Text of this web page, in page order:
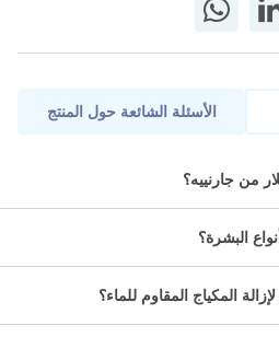
ماء ميسيلار 400 مل الحل المثالي لتنظيف البشرة وإزالة
لجارنييه
ميسيلار منظف و
الأسئلة الشائعة حول المنتج
من جارنييه؟
البشرة؟
المكياج المقاوم للماء؟